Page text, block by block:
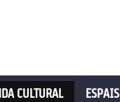
CULTURAL ESPAIS